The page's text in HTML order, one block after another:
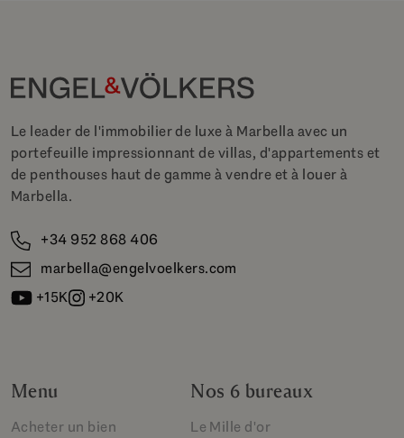
Le leader de l'immobilier de luxe à Marbella avec un
portefeuille impressionnant de villas, d'appartements et
de penthouses haut de gamme à vendre et à louer à
Marbella.
+34 952 868 406
marbella@engelvoelkers.com
+15K
+20K
Menu
Acheter un bien
Nos 6 bureaux
Le Mille d'or